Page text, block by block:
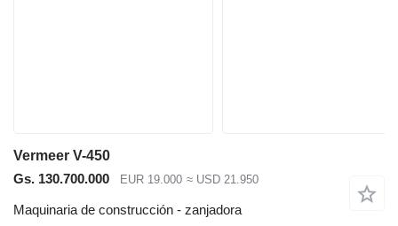
Vermeer V-450
Gs. 130.700.000
EUR 19.000 ≈ USD 21.950
Maquinaria de construcción - zanjadora